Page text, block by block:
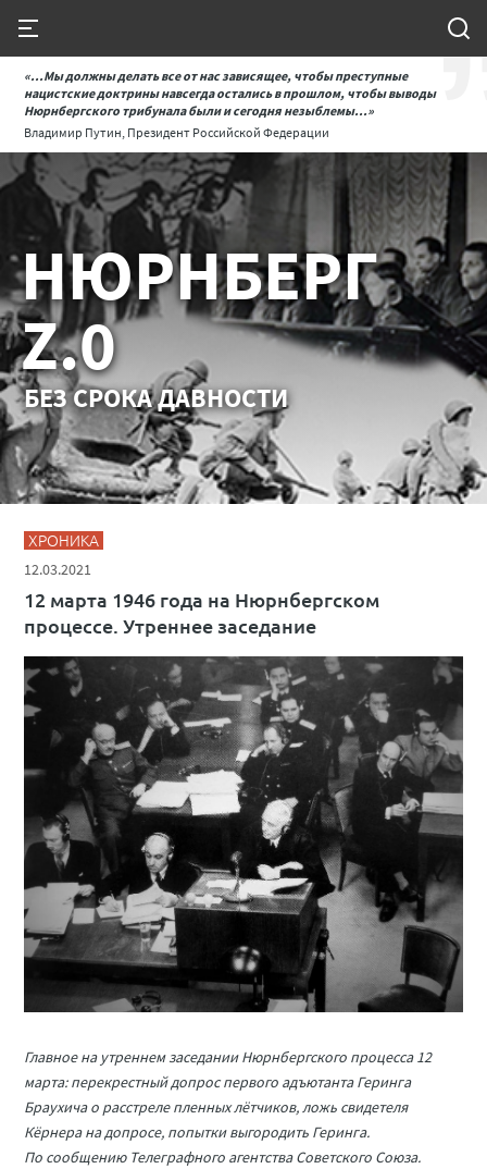
«...Мы должны делать все от нас зависящее, чтобы преступные
нацистские доктрины навсегда остались в прошлом, чтобы выводы
Нюрнбергского трибунала были и сегодня незыблемы...»
Владимир Путин, Президент Российской Федерации
НЮРНБЕРГ
Z.0
БЕЗ СРОКА ДАВНОСТИ
ХРОНИКА
12.03.2021
12 марта 1946 года на Нюрнбергском
процессе. Утреннее заседание
Главное на утреннем заседании Нюрнбергского процесса 12
марта: перекрестный допрос первого адъютанта Геринга
Браухича о расстреле пленных лётчиков, ложь свидетеля
Кёрнера на допросе, попытки выгородить Геринга.
По сообщению Телеграфного агентства Советского Союза.